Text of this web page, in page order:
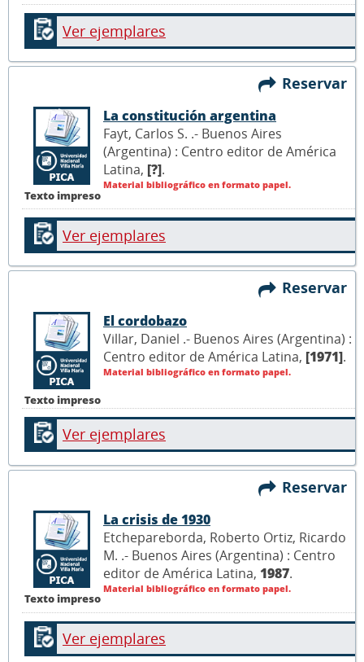
Ver ejemplares
Reservar
Texto impreso
La constitución argentina
Fayt, Carlos S. .- Buenos Aires
(Argentina) : Centro editor de América
Latina, [?].
Material bibliográfico en formato papel.
Ver ejemplares
Reservar
Texto impreso
El cordobazo
Villar, Daniel .- Buenos Aires (Argentina) :
Centro editor de América Latina, [1971].
Material bibliográfico en formato papel.
Ver ejemplares
Reservar
Texto impreso
La crisis de 1930
Etchepareborda, Roberto Ortiz, Ricardo
M. .- Buenos Aires (Argentina) : Centro
editor de América Latina, 1987.
Material bibliográfico en formato papel.
Ver ejemplares